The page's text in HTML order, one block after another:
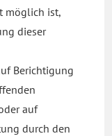
möglich ist,
dieser
Berichtigung
auf
durch den